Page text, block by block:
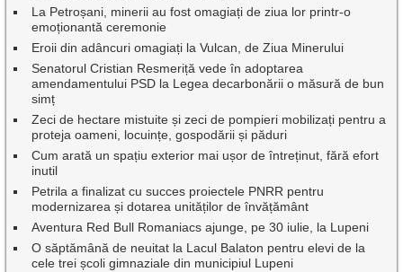
La Petroșani, minerii au fost omagiați de ziua lor printr-o
emoționantă ceremonie
Eroii din adâncuri omagiați la Vulcan, de Ziua Minerului
Senatorul Cristian Resmeriță vede în adoptarea
amendamentului PSD la Legea decarbonării o măsură de bun
simț
Zeci de hectare mistuite și zeci de pompieri mobilizați pentru a
proteja oameni, locuințe, gospodării și păduri
Cum arată un spațiu exterior mai ușor de întreținut, fără efort
inutil
Petrila a finalizat cu succes proiectele PNRR pentru
modernizarea și dotarea unităților de învățământ
Aventura Red Bull Romaniacs ajunge, pe 30 iulie, la Lupeni
O săptămână de neuitat la Lacul Balaton pentru elevi de la
cele trei școli gimnaziale din municipiul Lupeni